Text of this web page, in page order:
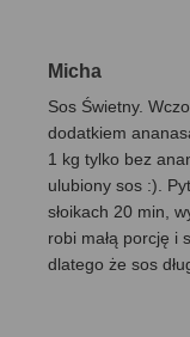
Micha
Sos Świetny.
dodatkiem
1 kg tylko bez
ulubiony sos :).
słoikach 20 min,
robi małą porcję i
dlatego że sos